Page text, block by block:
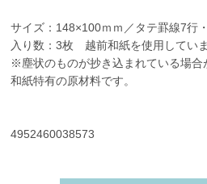
サイズ：148×100ｍｍ／タテ罫線7行
入り数：3枚 越前和紙を使用していま
※塵状のものが抄き込まれている場合
和紙特有の原材料です。
4952460038573